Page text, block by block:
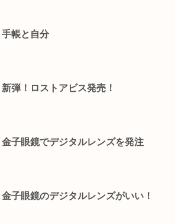
手帳と自分
新弾！ロストアビス発売！
金子眼鏡でデジタルレンズを発注
金子眼鏡のデジタルレンズがいい！